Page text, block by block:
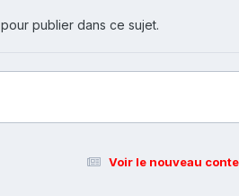
pour publier dans ce sujet.
Voir le nouveau